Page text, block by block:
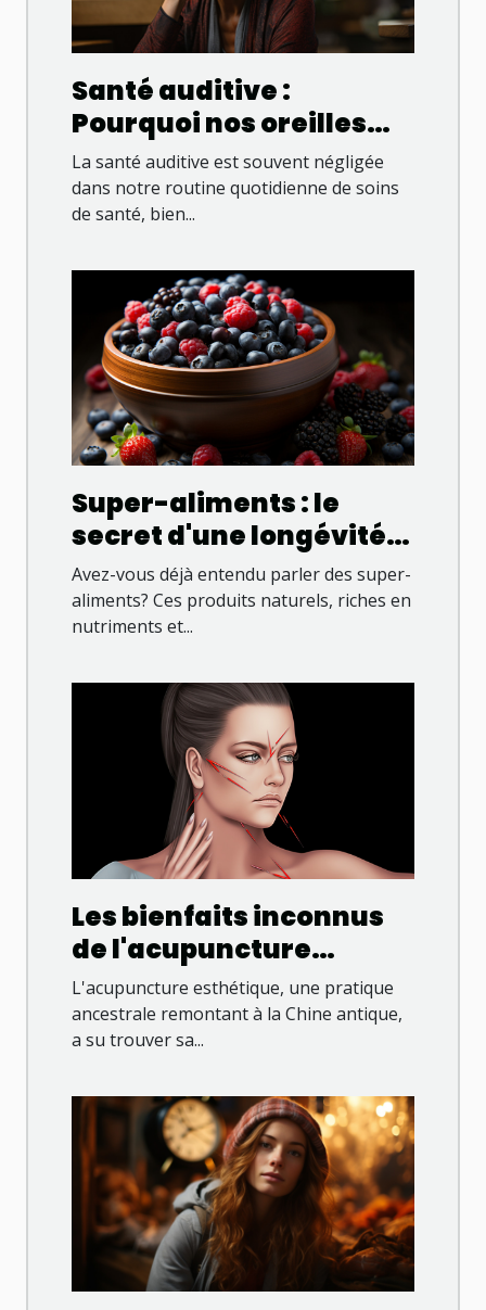
Santé auditive :
Pourquoi nos oreilles
méritent plus
d'attention
La santé auditive est souvent négligée
dans notre routine quotidienne de soins
de santé, bien...
Super-aliments : le
secret d'une longévité
accrue?
Avez-vous déjà entendu parler des super-
aliments? Ces produits naturels, riches en
nutriments et...
Les bienfaits inconnus
de l'acupuncture
esthétique
L'acupuncture esthétique, une pratique
ancestrale remontant à la Chine antique,
a su trouver sa...